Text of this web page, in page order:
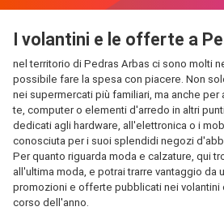
I volantini e le offerte a
nel territorio di Pedras Arbas ci sono molti
possibile fare la spesa con piacere. Non
nei supermercati più familiari, ma anche
te, computer o elementi d'arredo in altri
dedicati agli hardware, all'elettronica o i
conosciuta per i suoi splendidi negozi
Per quanto riguarda moda e calzature, qui
all'ultima moda, e potrai trarre vantaggio da
promozioni e offerte pubblicati nei volantini
corso dell'anno.